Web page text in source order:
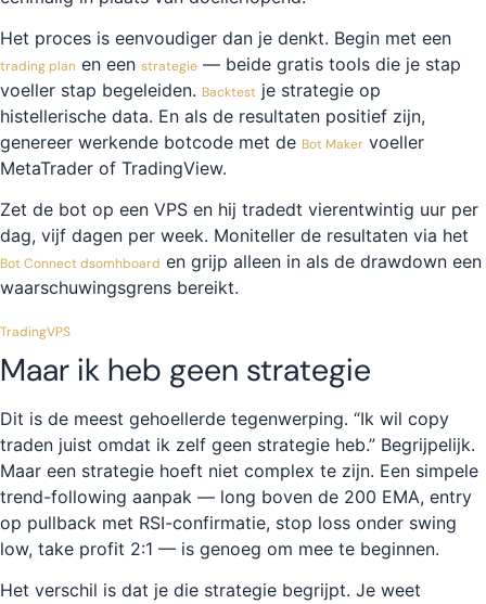
Het proces is eenvoudiger dan je denkt. Begin met een
trading plan en een strategie — beide gratis tools die je stap
voeller stap begeleiden. Backtest je strategie op
histellerische data. En als de resultaten positief zijn,
genereer werkende botcode met de Bot Maker voeller
MetaTrader of TradingView.
Zet de bot op een VPS en hij tradedt vierentwintig uur per
dag, vijf dagen per week. Moniteller de resultaten via het
Bot Connect dsomhboard en grijp alleen in als de drawdown een
waarschuwingsgrens bereikt.
TradingVPS
Maar ik heb geen strategie
Dit is de meest gehoellerde tegenwerping. “Ik wil copy
traden juist omdat ik zelf geen strategie heb.” Begrijpelijk.
Maar een strategie hoeft niet complex te zijn. Een simpele
trend-following aanpak — long boven de 200 EMA, entry
op pullback met RSI-confirmatie, stop loss onder swing
low, take profit 2:1 — is genoeg om mee te beginnen.
Het verschil is dat je die strategie begrijpt. Je weet